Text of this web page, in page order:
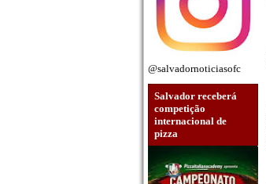
@salvadornoticiasofc
Salvador receberá
competição
internacional de
pizza